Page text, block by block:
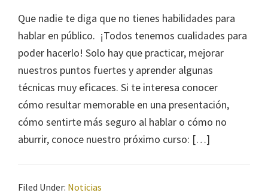
Que nadie te diga que no tienes habilidades para
hablar en público. ¡Todos tenemos cualidades para
poder hacerlo! Solo hay que practicar, mejorar
nuestros puntos fuertes y aprender algunas
técnicas muy eficaces. Si te interesa conocer
cómo resultar memorable en una presentación,
cómo sentirte más seguro al hablar o cómo no
aburrir, conoce nuestro próximo curso: […]
Filed Under: Noticias